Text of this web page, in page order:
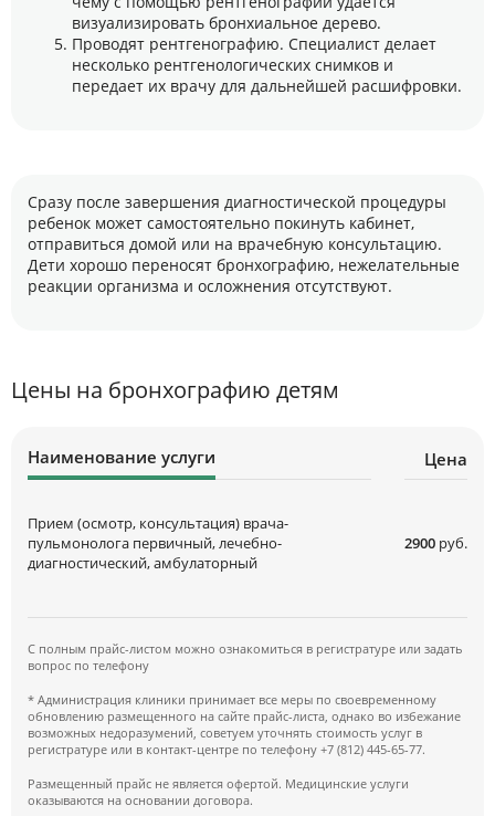
визуализировать бронхиальное дерево.
Проводят рентгенографию. Специалист делает
несколько рентгенологических снимков и
передает их врачу для дальнейшей расшифровки.
Сразу после завершения диагностической процедуры
ребенок может самостоятельно покинуть кабинет,
отправиться домой или на врачебную консультацию.
Дети хорошо переносят бронхографию, нежелательные
реакции организма и осложнения отсутствуют.
Цены на бронхографию детям
Наименование услуги Цена
Прием (осмотр, консультация) врача-
пульмонолога первичный, лечебно-
диагностический, амбулаторный
2900 руб.
С полным прайс-листом можно ознакомиться в регистратуре или задать
вопрос по телефону
* Администрация клиники принимает все меры по своевременному
обновлению размещенного на сайте прайс-листа, однако во избежание
возможных недоразумений, советуем уточнять стоимость услуг в
регистратуре или в контакт-центре по телефону +7 (812) 445-65-77.
Размещенный прайс не является офертой. Медицинские услуги
оказываются на основании договора.